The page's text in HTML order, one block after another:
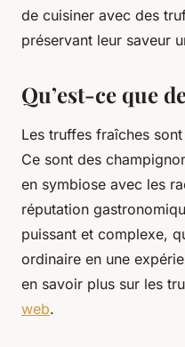
de cuisiner avec des
préservant leur saveur
Qu’est-ce que
Les truffes fraîches
Ce sont des
en symbiose avec les
réputation
puissant et complexe,
ordinaire en une
en savoir plus sur les
web.